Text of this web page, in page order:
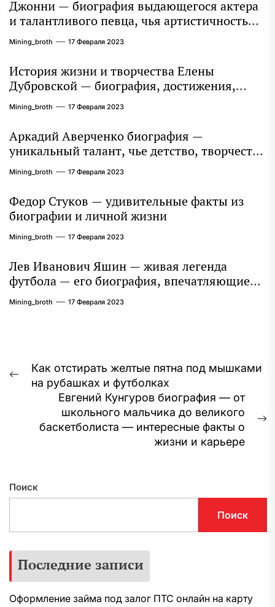
Джонни — биография выдающегося актера
и талантливого певца, чья артистичность
захватывает миллионы сердец
Mining_broth 17 Февраля 2023
История жизни и творчества Елены
Дубровской — биография, достижения,
интересные факты
Mining_broth 17 Февраля 2023
Аркадий Аверченко биография —
уникальный талант, чье детство, творчество
и литературное наследие продолжают
восхищать миллионы
Mining_broth 17 Февраля 2023
Федор Стуков — удивительные факты из
биографии и личной жизни
Mining_broth 17 Февраля 2023
Лев Иванович Яшин — живая легенда
футбола — его биография, впечатляющие
достижения и интересная личная жизнь
Mining_broth 17 Февраля 2023
Навигация
записям
Предыдущая
Как отстирать желтые пятна под мышками
на рубашках и футболках
Евгений Кунгуров биография — от
школьного мальчика до великого
баскетболиста — интересные факты о
жизни и карьере
Поиск
Поиск
Последние записи
Оформление займа под залог ПТС онлайн на карту